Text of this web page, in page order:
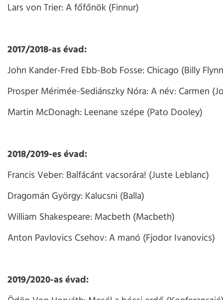
Lars von Trier: A főfőnök (Finnur)
2017/2018-as évad:
John Kander-Fred Ebb-Bob Fosse: Chicago (Billy
Prosper Mérimée-Sediánszky Nóra: A név: Carmen
Martin McDonagh: Leenane szépe (Pato Dooley)
2018/2019-es évad:
Francis Veber: Balfácánt vacsorára! (Juste Leblanc)
Dragomán György: Kalucsni (Balla)
William Shakespeare: Macbeth (Macbeth)
Anton Pavlovics Csehov: A manó (Fjodor Ivanovics)
2019/2020-as évad: